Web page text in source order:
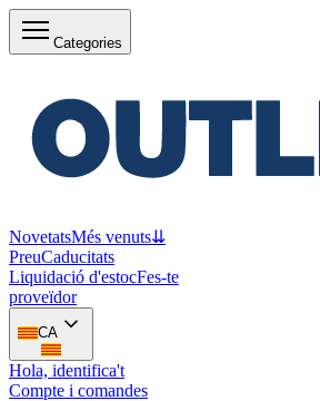
Categories
NovetatsMés venuts⇊
PreuCaducitats
Liquidació d'estocFes-te
proveïdor
CA
Hola, identifica't
Compte i comandes